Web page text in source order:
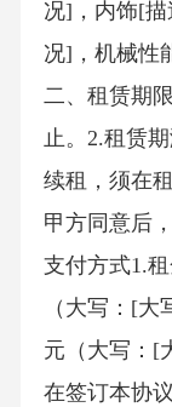
况]，内饰[
况]，机械性
二、租赁期
止。2.租赁
续租，须在
甲方同意后
支付方式1.
（大写：[
元（大写：[
在签订本协